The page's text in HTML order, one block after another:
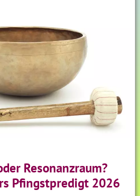
Resonanzraum?
Pfingstpredigt 2026